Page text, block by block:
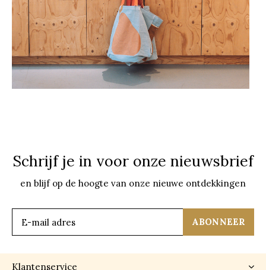
Schrijf je in voor onze nieuwsbrief
en blijf op de hoogte van onze nieuwe ontdekkingen
ABONNEER
Klantenservice